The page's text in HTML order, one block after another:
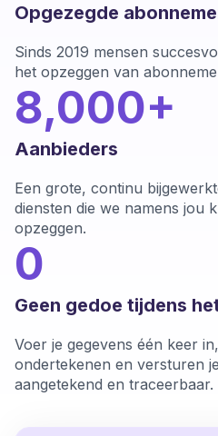
Opgezegde
Sinds 2019 mensen
het opzeggen van
8,000+
Aanbieders
Een grote, continu
diensten die we namens jou
opzeggen.
0
Geen gedoe tijdens
Voer je gegevens één keer
ondertekenen en versturen
aangetekend en traceerbaar.